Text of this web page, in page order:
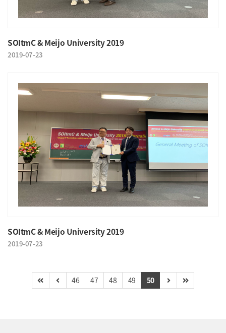
SOItmC & Meijo University 2019
2019-07-23
SOItmC & Meijo University 2019
2019-07-23
46 47 48 49 50